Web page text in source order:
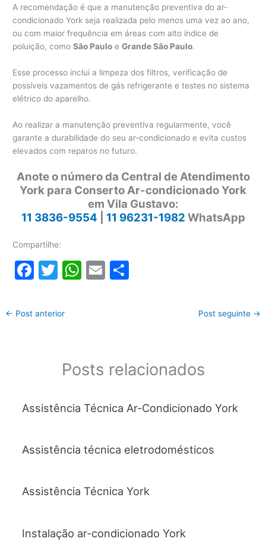
A recomendação é que a manutenção preventiva do ar-
condicionado York seja realizada pelo menos uma vez ao ano,
ou com maior frequência em áreas com alto índice de
poluição, comoSão Paulo eGrande São Paulo.
Esse processo inclui a limpeza dos filtros, verificação de
possíveis vazamentos de gás refrigerante e testes no sistema
elétrico do aparelho.
Ao realizar a manutenção preventiva regularmente, você
garante a durabilidade do seu ar-condicionado e evita custos
elevados com reparos no futuro.
Anote o número da Central de Atendimento
York para Conserto Ar-condicionado York
em Vila Gustavo:
11 3836-9554
11 96231-1982 WhatsApp
Compartilhe:
F
c
k
T
itt
W
p
p
E
← Post anterior Post seguinte →
Posts relacionados
Assistência Técnica Ar-Condicionado York
Assistência técnica eletrodomésticos
Assistência Técnica York
Instalação ar-condicionado York